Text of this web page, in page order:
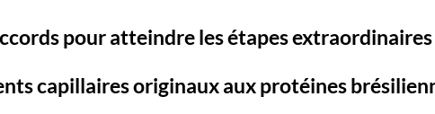
pour atteindre les étapes
capillaires originaux aux protéines